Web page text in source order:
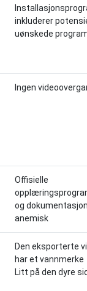
inkluderer
uønskede
Ingen
Offisielle
og
anemisk
Den eksporterte
har et vannmerke
Litt på den dyre